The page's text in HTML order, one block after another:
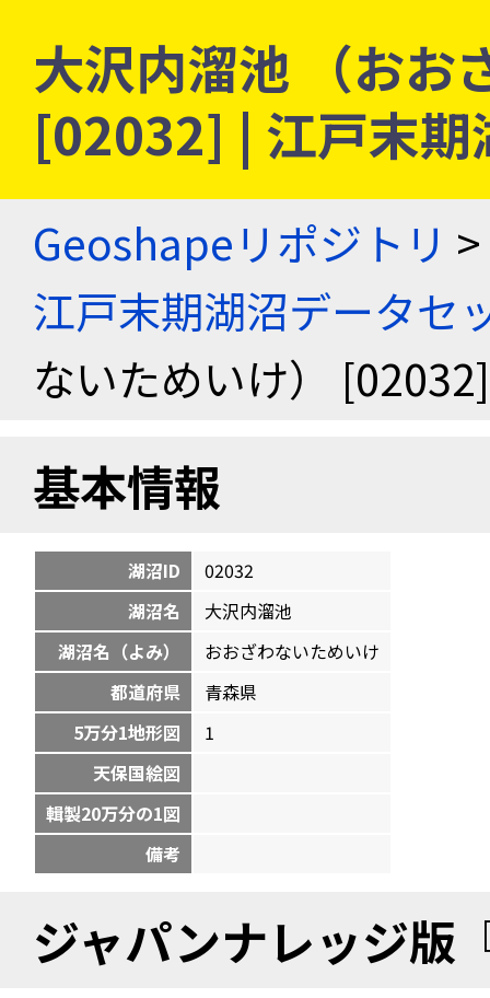
大沢内溜池 （おお
[02032] | 江戸末期
Geoshapeリポジトリ >
江戸末期湖沼データセ
ないためいけ）
基本情報
湖沼ID
02032
湖沼名
大沢内溜池
湖沼名（よみ）
おおざわないためいけ
都道府県
青森県
5万分1地形図
1
天保国絵図
輯製20万分の1図
備考
ジャパンナレッジ版